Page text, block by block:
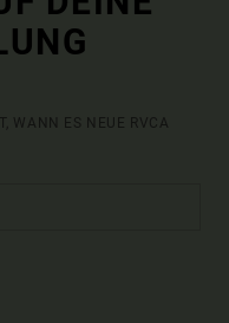
WANN ES NEUE RVCA